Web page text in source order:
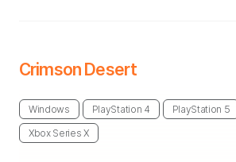
Crimson Desert
Windows PlayStation 4 PlayStation 5
Xbox Series X